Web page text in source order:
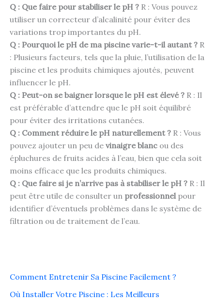
Q : Que faire pour stabiliser le pH ? R : Vous pouvez
utiliser un correcteur d’alcalinité pour éviter des
variations trop importantes du pH.
Q : Pourquoi le pH de ma piscine varie-t-il autant ? R
: Plusieurs facteurs, tels que la pluie, l’utilisation de la
piscine et les produits chimiques ajoutés, peuvent
influencer le pH.
Q : Peut-on se baigner lorsque le pH est élevé ? R : Il
est préférable d’attendre que le pH soit équilibré
pour éviter des irritations cutanées.
Q : Comment réduire le pH naturellement ? R : Vous
pouvez ajouter un peu de vinaigre blanc ou des
épluchures de fruits acides à l’eau, bien que cela soit
moins efficace que les produits chimiques.
Q : Que faire si je n’arrive pas à stabiliser le pH ? R : Il
peut être utile de consulter un professionnelpour
identifier d’éventuels problèmes dans le système de
filtration ou de traitement de l’eau.
Comment Entretenir Sa Piscine Facilement ?
Où Installer Votre Piscine : Les Meilleurs